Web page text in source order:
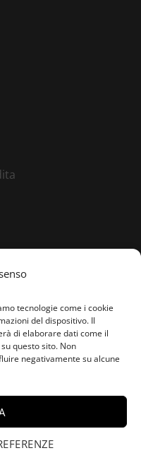
tecnologie come i cookie
del dispositivo. Il
di elaborare dati come il
questo sito. Non
negativamente su alcune
da Assemini
Elysium